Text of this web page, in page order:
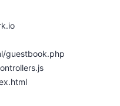
guestbook.php